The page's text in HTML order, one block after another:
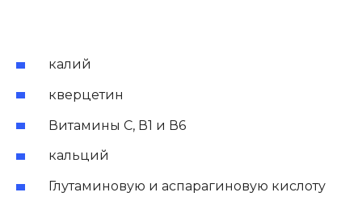
калий
кверцетин
Витамины С, В1 и В6
кальций
Глутаминовую и аспарагиновую кислоту